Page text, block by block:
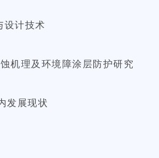
设计技术
机理及环境障涂层防护研究
发展现状